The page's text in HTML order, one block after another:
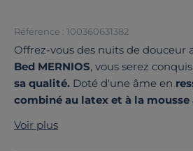
Référence : 100360631382
Offrez-vous des nuits de douceur
Bed MERNIOS, vous serez
sa qualité. Doté d'une âme en
combiné au latex et à la
progressif du corps grâce à la
Voir plus